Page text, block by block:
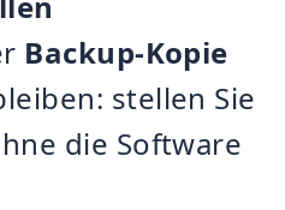
Backup-Kopie
stellen Sie
die Software